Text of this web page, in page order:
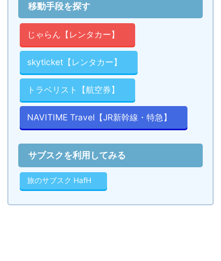
移動手段を探す
じゃらん【レンタカー】
skyticket【レンタカー】
トラベリスト【航空券】
NAVITIME Travel【JR新幹線・特急】
サブスクを利用してみる
旅のサブスク HafH